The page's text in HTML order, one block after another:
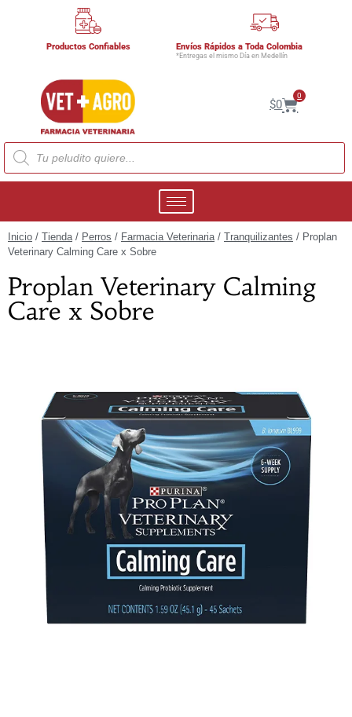
Productos Confiables Envíos Rápidos a Toda Colombia
*Entregas el mismo Día en Medellín
$0
0
Inicio / Tienda/ Perros / Farmacia Veterinaria/ Tranquilizantes / Proplan
Veterinary Calming Care x Sobre
Proplan Veterinary Calming
Care x Sobre